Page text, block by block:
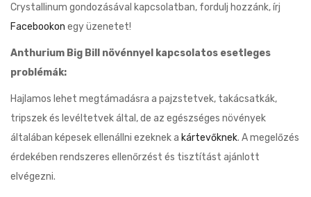
Crystallinum gondozásával kapcsolatban, fordulj hozzánk, írj
Facebookon egy üzenetet!
Anthurium Big Bill növénnyel kapcsolatos esetleges
problémák:
Hajlamos lehet megtámadásra a pajzstetvek, takácsatkák,
tripszek és levéltetvek által, de az egészséges növények
általában képesek ellenállni ezeknek a kártevőknek. A megelőzés
érdekében rendszeres ellenőrzést és tisztítást ajánlott
elvégezni.